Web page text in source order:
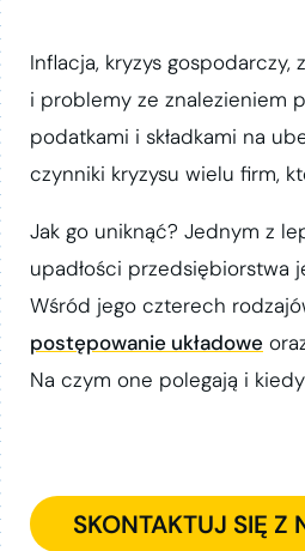
Inflacja, kryzys
i problemy ze znalezieniem
podatkami i składkami na
czynniki kryzysu wielu firm,
Jak go uniknąć? Jednym z
upadłości przedsiębiorstwa
Wśród jego czterech
postępowanie układowe
Na czym one polegają i
SKONTAKTUJ SIĘ Z